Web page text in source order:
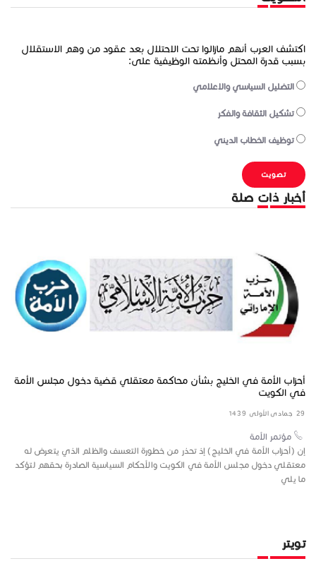
اكتشف العرب أنهم مازالوا تحت الاحتلال بعد عقود من وهم الاستقلال
بسبب قدرة المحتل وأنظمته الوظيفية على:
التضليل السياسي والإعلامي
تشكيل الثقافة والفكر
توظيف الخطاب الديني
أخبار ذات صلة
أحزاب الأمة في الخليج بشأن محاكمة معتقلي قضية دخول مجلس الأمة
في الكويت
29 جمادى الأولى 1439
مؤتمر الأمة
إن (أحزاب الأمة في الخليج) إذ تحذر من خطورة التعسف والظلم الذي يتعرض له
معتقلي دخول مجلس الأمة في الكويت والأحكام السياسية الصادرة بحقهم لتؤكد
ما يلي
تويتر